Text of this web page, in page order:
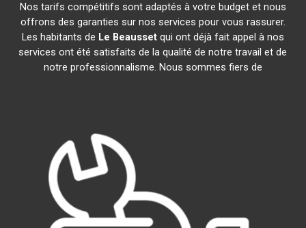
Nos tarifs compétitifs sont adaptés à votre budget et nous
offrons des garanties sur nos services pour vous rassurer.
Les habitants de Le Beaussetqui ont déjà fait appel à nos
services ont été satisfaits de la qualité de notre travail et de
notre professionnalisme. Nous sommes fiers de